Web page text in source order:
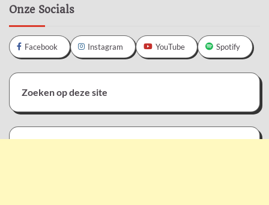
Onze Socials
Facebook Instagram YouTube Spotify
Zoeken op deze site